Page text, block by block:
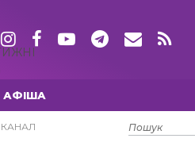
АФІША
15 ТРАВНЯ